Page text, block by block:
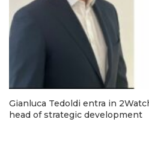
Gianluca Tedoldi entra in
head of strategic development